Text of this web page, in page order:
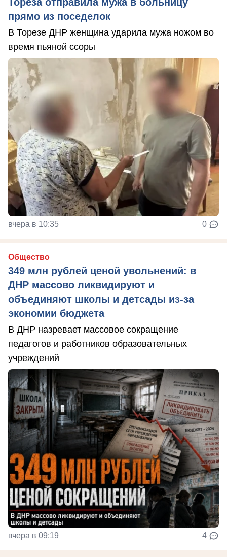
прямо из поседелок
В Торезе ДНР женщина ударила мужа ножом во
время пьяной ссоры
вчера в 10:35 0
Общество
349 млн рублей ценой увольнений: в
ДНР массово ликвидируют и
объединяют школы и детсады из-за
экономии бюджета
В ДНР назревает массовое сокращение
педагогов и работников образовательных
учреждений
вчера в 09:19 4